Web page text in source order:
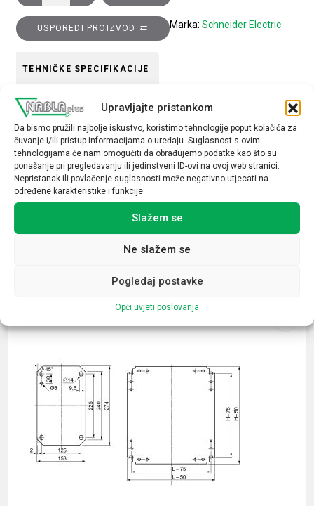
Upravljajte pristankom
Da bismo pružili najbolje iskustvo, koristimo tehnologije poput kolačića za
čuvanje i/ili pristup informacijama o uređaju. Suglasnost s ovim
tehnologijama će nam omogućiti da obrađujemo podatke kao što su
ponašanje pri pregledavanju ili jedinstveni ID-ovi na ovoj web stranici.
Nepristanak ili povlačenje suglasnosti može negativno utjecati na
određene karakteristike i funkcije.
Slažem se
Ne slažem se
Pogledaj postavke
Opći uvjeti poslovanja
USPOREDI PROIZVOD Marka: Schneider Electric
TEHNIČKE SPECIFIKACIJE
Boja
plava
Tip opreme
glava tipkala